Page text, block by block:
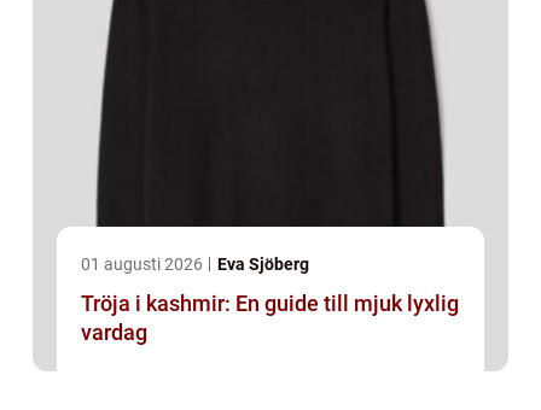
01 augusti 2026 Eva Sjöberg
Tröja i kashmir: En guide till mjuk lyxlig
vardag